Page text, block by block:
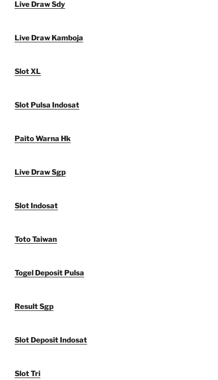
Live Draw Sdy
Live Draw Kamboja
Slot XL
Slot Pulsa Indosat
Paito Warna Hk
Live Draw Sgp
Slot Indosat
Toto Taiwan
Togel Deposit Pulsa
Result Sgp
Slot Deposit Indosat
Slot Tri